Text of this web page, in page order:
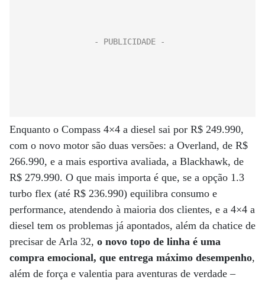
Enquanto o Compass 4×4 a diesel sai por R$ 249.990,
com o novo motor são duas versões: a Overland, de R$
266.990, e a mais esportiva avaliada, a Blackhawk, de
R$ 279.990. O que mais importa é que, se a opção 1.3
turbo flex (até R$ 236.990) equilibra consumo e
performance, atendendo à maioria dos clientes, e a 4×4 a
diesel tem os problemas já apontados, além da chatice de
precisar de Arla 32, o novo topo de linha é uma
compra emocional, que entrega máximo desempenho,
além de força e valentia para aventuras de verdade –